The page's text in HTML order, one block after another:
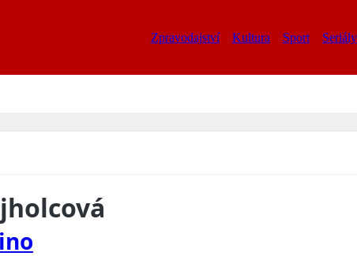
Zpravodajství Kultura Sport Seriály